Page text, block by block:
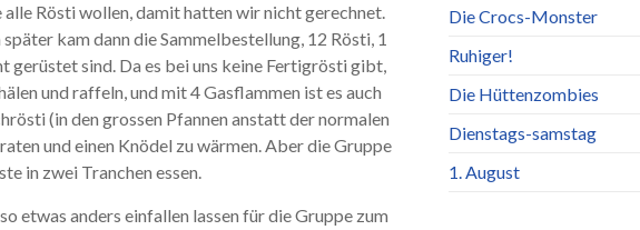
Rösti wollen, damit hatten wir nicht gerechnet.
kam dann die Sammelbestellung, 12 Rösti, 1
gerüstet sind. Da es bei uns keine Fertigrösti gibt,
und raffeln, und mit 4 Gasflammen ist es auch
(in den grossen Pfannen anstatt der normalen
und einen Knödel zu wärmen. Aber die Gruppe
in zwei Tranchen essen.
etwas anders einfallen lassen für die Gruppe zum
Die Crocs-Monster
Ruhiger!
Die Hüttenzombies
Dienstags-samstag
1. August